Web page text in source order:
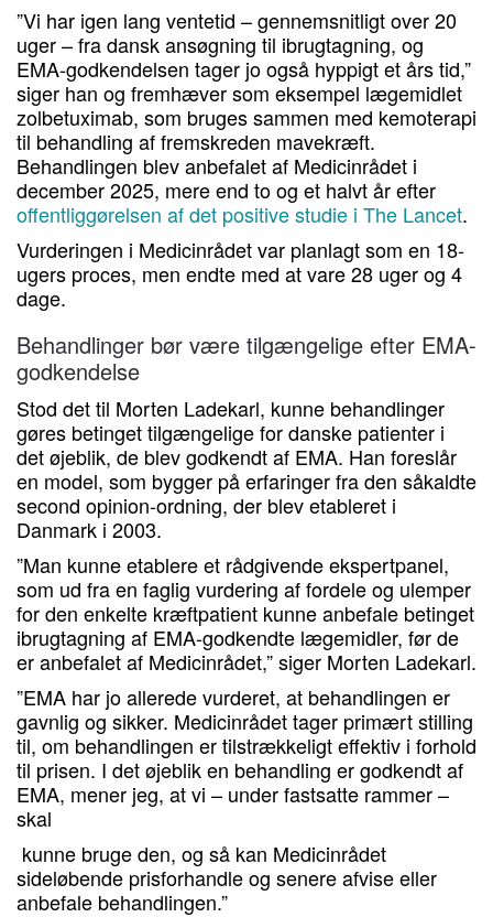
”Vi har igen lang ventetid – gennemsnitligt over 20
uger – fra dansk ansøgning til ibrugtagning, og
EMA-godkendelsen tager jo også hyppigt et års tid,”
siger han og fremhæver som eksempel lægemidlet
zolbetuximab, som bruges sammen med kemoterapi
til behandling af fremskreden mavekræft.
Behandlingen blev anbefalet af Medicinrådet i
december 2025, mere end to og et halvt år efter
offentliggørelsen af det positive studie i The Lancet.
Vurderingen i Medicinrådet var planlagt som en 18-
ugers proces, men endte med at vare 28 uger og 4
dage.
Behandlinger bør være tilgængelige efter EMA-
godkendelse
Stod det til Morten Ladekarl, kunne behandlinger
gøres betinget tilgængelige for danske patienter i
det øjeblik, de blev godkendt af EMA. Han foreslår
en model, som bygger på erfaringer fra den såkaldte
second opinion-ordning, der blev etableret i
Danmark i 2003.
”Man kunne etablere et rådgivende ekspertpanel,
som ud fra en faglig vurdering af fordele og ulemper
for den enkelte kræftpatient kunne anbefale betinget
ibrugtagning af EMA-godkendte lægemidler, før de
er anbefalet af Medicinrådet,” siger Morten Ladekarl.
”EMA har jo allerede vurderet, at behandlingen er
gavnlig og sikker. Medicinrådet tager primært stilling
til, om behandlingen er tilstrækkeligt effektiv i forhold
til prisen. I det øjeblik en behandling er godkendt af
EMA, mener jeg, at vi – under fastsatte rammer –
skal
kunne bruge den, og så kan Medicinrådet
sideløbende prisforhandle og senere afvise eller
anbefale behandlingen.”